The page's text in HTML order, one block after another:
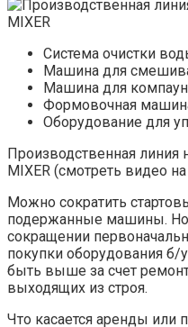
Система очистки
Машина для
Машина для
Формовочная
Оборудование для
Производственная
MIXER (смотреть видео на
Можно сократить
подержанные машины. Но
сокращении
покупки оборудования
быть выше за счет
выходящих из строя.
Что касается аренды или